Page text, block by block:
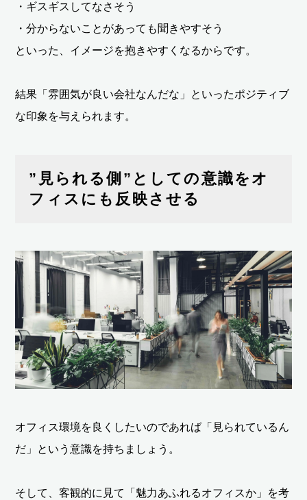
・ギスギスしてなさそう
・分からないことがあっても聞きやすそう
といった、イメージを抱きやすくなるからです。
結果「雰囲気が良い会社なんだな」といったポジティブ
な印象を与えられます。
”見られる側”としての意識をオ
フィスにも反映させる
オフィス環境を良くしたいのであれば「見られているん
だ」という意識を持ちましょう。
そして、客観的に見て「魅力あふれるオフィスか」を考